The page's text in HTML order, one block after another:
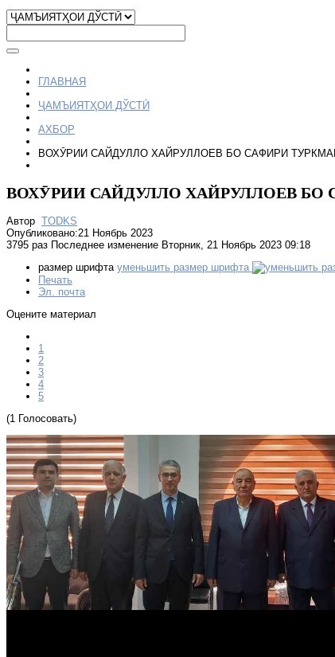
ГЛАВНАЯ
ҶАМЪИЯТҲОИ ДЎСТӢ
АХБОР
ВОХӮРИИ САЙДУЛЛО ХАЙРУЛЛОЕВ БО САФИРИ
ВОХӮРИИ САЙДУЛЛО ХАЙРУЛЛОЕВ
Автор TODKS
Опубликовано:21 Ноябрь 2023
3795 раз Последнее изменение Вторник, 21 Ноябрь 2023 09:18
размер шрифта уменьшить размер шрифта
Печать
Эл. почта
Оцените материал
1
2
3
4
5
(1 Голосовать)